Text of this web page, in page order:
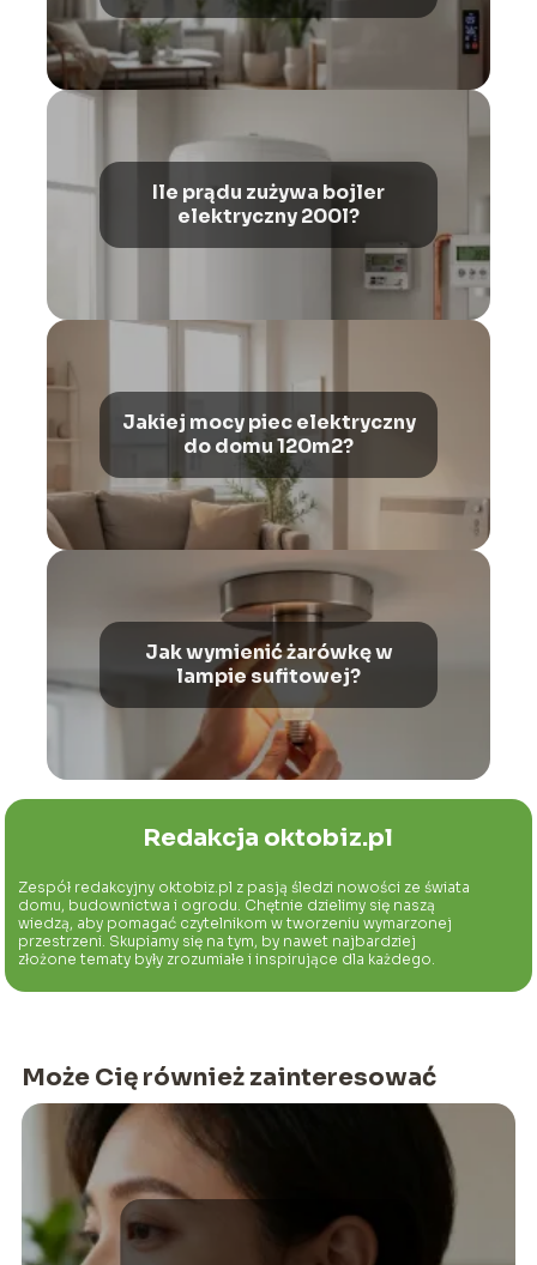
Ile prądu zużywa bojler
elektryczny 200l?
Jakiej mocy piec elektryczny
do domu 120m2?
Jak wymienić żarówkę w
lampie sufitowej?
Redakcja oktobiz.pl
Zespół redakcyjny oktobiz.pl z pasją śledzi nowości ze świata
domu, budownictwa i ogrodu. Chętnie dzielimy się naszą
wiedzą, aby pomagać czytelnikom w tworzeniu wymarzonej
przestrzeni. Skupiamy się na tym, by nawet najbardziej
złożone tematy były zrozumiałe i inspirujące dla każdego.
Może Cię również zainteresować